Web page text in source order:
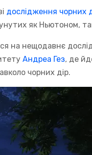
дослідження чорних
як Ньютоном,
на нещодавнє
Андреа Гез, де
чорних дір.